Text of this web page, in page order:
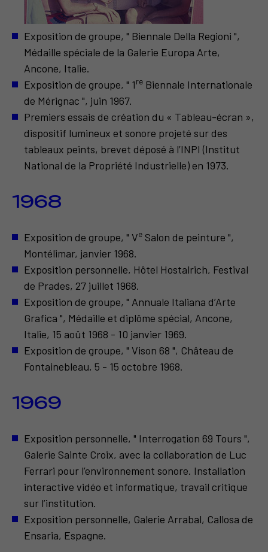
Exposition de groupe, " Biennale Della Regioni ",
Médaille spéciale de la Galerie Europa Arte,
Ancone, Italie.
Exposition de groupe, " 1re Biennale Internationale
de Mérignac ", juin 1967.
Premiers essais de création du « Tableau-écran »,
dispositif lumineux et sonore projeté sur des
tableaux peints, brevet déposé à l’INPI (Institut
National de la Propriété Industrielle) en 1973.
1968
Exposition de groupe, " Ve Salon de peinture ",
Montélimar, janvier 1968.
Exposition personnelle, Hôtel Hostalrich, Festival
de Prades, 27 juillet 1968.
Exposition de groupe, " Annuale Italiana d’Arte
Grafica ", Médaille et diplôme spécial, Ancone,
Italie, 15 août 1968 - 10 janvier 1969.
Exposition de groupe, " Vison 68 ", Château de
Fontainebleau, 5 - 15 octobre 1968.
1969
Exposition personnelle, " Interrogation 69 Tours ",
Galerie Sainte Croix, avec la collaboration de Luc
Ferrari pour l’environnement sonore. Installation
interactive vidéo et informatique, travail critique
sur l’institution.
Exposition personnelle, Galerie Arrabal, Callosa de
Ensaria, Espagne.